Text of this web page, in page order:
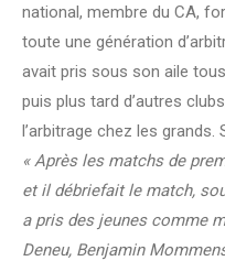
national, membre du CA,
toute une génération
avait pris sous son aile
puis plus tard d’autres
l’arbitrage chez les
« Après les matchs de
et il débriefait le match,
a pris des jeunes comme
Deneu, Benjamin